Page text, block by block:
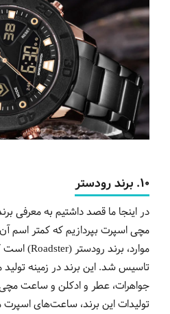
10. برندرودستر
در اینجا ما قصد داشتیم به معرفی
مچی اسپرت بپردازیم که کمتر اسم
تاسیس شد. این برند در زمینه
جواهرات، عطر و ادکلن و ساعت مچی
تولیدات این برند، ساعت‌های اسپرت